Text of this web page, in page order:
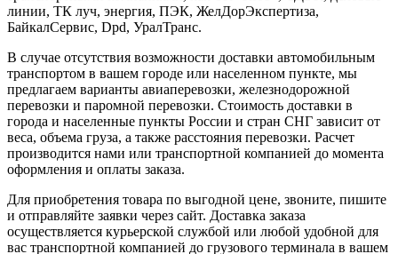
линии, ТК луч, энергия, ПЭК, ЖелДорЭкспертиза,
БайкалСервис, Dpd, УралТранс.
В случае отсутствия возможности доставки автомобильным
транспортом в вашем городе или населенном пункте, мы
предлагаем варианты авиаперевозки, железнодорожной
перевозки и паромной перевозки. Стоимость доставки в
города и населенные пункты России и стран СНГ зависит от
веса, объема груза, а также расстояния перевозки. Расчет
производится нами или транспортной компанией до момента
оформления и оплаты заказа.
Для приобретения товара по выгодной цене, звоните, пишите
и отправляйте заявки через сайт. Доставка заказа
осуществляется курьерской службой или любой удобной для
вас транспортной компанией до грузового терминала в вашем